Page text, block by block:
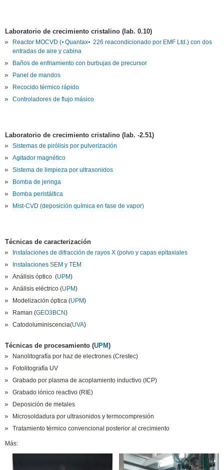
Laboratorio de crecimiento cristalino (lab. 0.10)
Reactor MOCVD (⦁ Quantax⦁ 226 reacondicionado por EMF Ltd.) con dos
entradas de aire y cabina
Baños de enfriamiento con burbujas de precursor
Panel de mandos
Recocido térmico rápido
Controladores de flujo másico
Laboratorio de crecimiento cristalino (lab. -2.51)
Sistemas de pirólisis por pulverización
Agitador magnético
Sistema de limpieza por ultrasonidos
Bomba de jeringa
Bomba peristáltica
Mist-CVD (deposición química en fase de vapor)
Técnicas de caracterización
Instalaciones de difracción de rayos X (polvo y capas epitaxiales
Instalaciones SEM y TEM
Análisis óptico (UPM)
Análisis eléctrico (UPM)
Modelización óptica (UPM)
Raman (GEO3BCN)
Catodoluminiscencia(UVA)
Técnicas de procesamiento(UPM)
Nanolitografía por haz de electrones (Crestec)
Fotolitografía UV
Grabado por plasma de acoplamiento inductivo (ICP)
Grabado iónico reactivo (RIE)
Deposición de metales
Microsoldadura por ultrasonidos y termocompresión
Tratamiento térmico convencional posterior al crecimiento
Más: